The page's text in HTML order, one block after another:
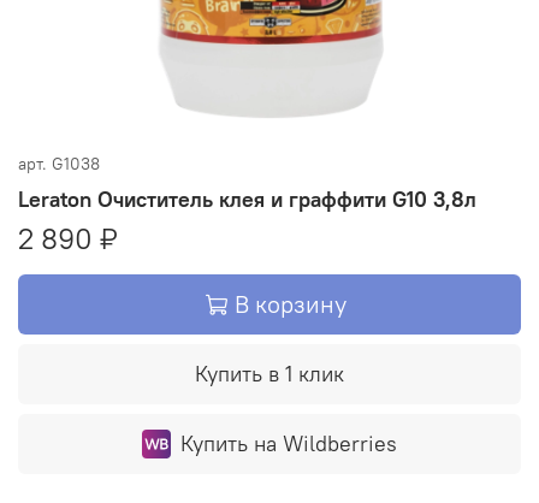
арт. G1038
Leraton Очиститель клея и граффити G10 3,8л
2 890 ₽
В корзину
Купить в 1 клик
Купить на Wildberries